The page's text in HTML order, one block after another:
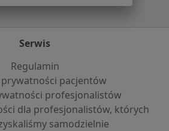
Serwis
Regulamin
pacjentów
profesjonalistów
dla profesjonalistów, których
samodzielnie